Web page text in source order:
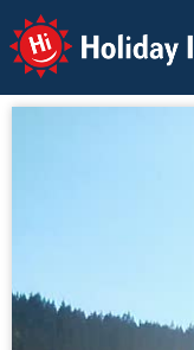
Holiday Info